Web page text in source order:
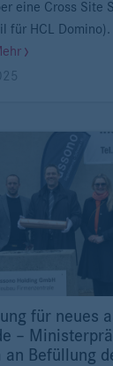
eine Cross Site
für HCL
für neues
–
an Befüllung